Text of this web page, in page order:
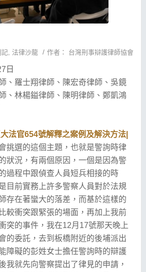
記 法律沙龍 / 作者： 台灣刑事辯護律師協會
日
、羅士翔律師、陳宏奇律師、吳鏡
、林楊鎰律師、陳明律師、鄭凱鴻
法官654號解釋之案例及解決方法|
挑選的這個主題，也就是警詢時律
狀況，有兩個原因，一個是因為警
過程中跟偵查人員短兵相接的時
目前實務上許多警察人員對於法規
存在著蠻大的落差，而基於這樣的
較衝突跟緊張的場面，再加上我前
突的事件，我在12月17號那天晚上
的委託，去到板橋附近的後埔派出
障礙的彭姓女士擔任警詢時的辯護
我就先向警察提出了律見的申請，